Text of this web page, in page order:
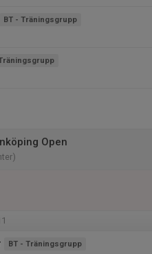
BT - Träningsgrupp
Open
BT - Träningsgrupp